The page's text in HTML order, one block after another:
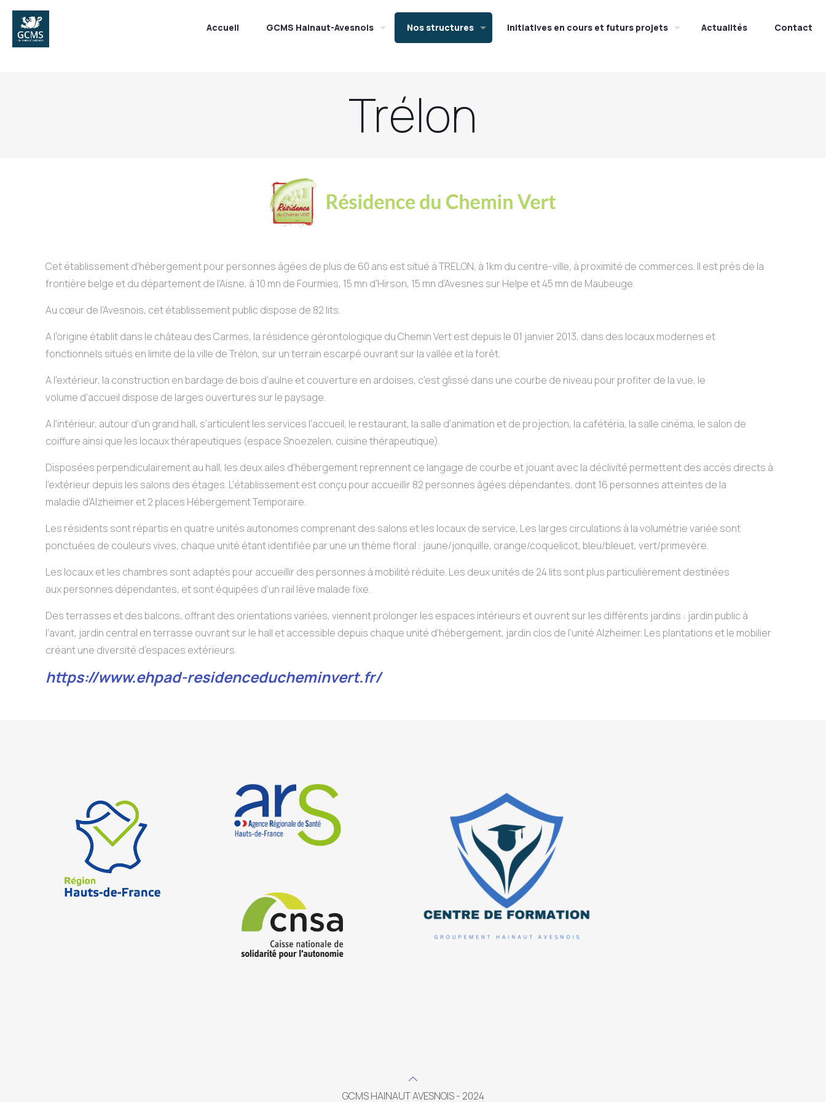
Accueil GCMS Hainaut-Avesnois Nos structures Initiatives en cours et futurs projets Actualités Contact
Trélon
Cet établissement d’hébergement pour personnes âgées de plus de 60 ans est situé à TRELON, à 1km du centre-ville, à proximité de commerces. Il est près de la
frontière belge et du département de l’Aisne, à 10 mn de Fourmies, 15 mn d’Hirson, 15 mn d’Avesnes sur Helpe et 45 mn de Maubeuge.
Au cœur de l’Avesnois, cet établissement public dispose de 82 lits.
A l’origine établit dans le château des Carmes, la résidence gérontologique du Chemin Vert est depuis le 01 janvier 2013, dans des locaux modernes et
fonctionnels situés en limite de la ville de Trélon, sur un terrain escarpé ouvrant sur la vallée et la forêt.
A l’extérieur, la construction en bardage de bois d’aulne et couverture en ardoises, c’est glissé dans une courbe de niveau pour profiter de la vue, le
volume d’accueil dispose de larges ouvertures sur le paysage.
A l’intérieur, autour d’un grand hall, s’articulent les services l’accueil, le restaurant, la salle d’animation et de projection, la cafétéria, la salle cinéma, le salon de
coiffure ainsi que les locaux thérapeutiques (espace Snoezelen, cuisine thérapeutique).
Disposées perpendiculairement au hall, les deux ailes d’hébergement reprennent ce langage de courbe et jouant avec la déclivité permettent des accès directs à
l’extérieur depuis les salons des étages. L’établissement est conçu pour accueillir 82 personnes âgées dépendantes, dont 16 personnes atteintes de la
maladie d’Alzheimer et 2 places Hébergement Temporaire.
Les résidents sont répartis en quatre unités autonomes comprenant des salons et les locaux de service, Les larges circulations à la volumétrie variée sont
ponctuées de couleurs vives, chaque unité étant identifiée par une un thème floral : jaune/jonquille, orange/coquelicot, bleu/bleuet, vert/primevère.
Les locaux et les chambres sont adaptés pour accueillir des personnes à mobilité réduite. Les deux unités de 24 lits sont plus particulièrement destinées
aux personnes dépendantes, et sont équipées d’un rail lève malade fixe.
Des terrasses et des balcons, offrant des orientations variées, viennent prolonger les espaces intérieurs et ouvrent sur les différents jardins : jardin public à
l’avant, jardin central en terrasse ouvrant sur le hall et accessible depuis chaque unité d’hébergement, jardin clos de l’unité Alzheimer. Les plantations et le mobilier
créant une diversité d’espaces extérieurs.
https://www.ehpad-residenceducheminvert.fr/
GCMS HAINAUT AVESNOIS - 2024